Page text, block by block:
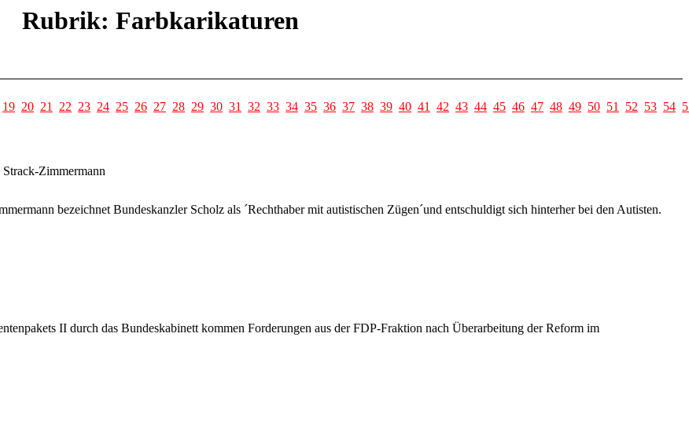
Rubrik: Farbkarikaturen
19 20 21 22 23 24 25 26 27 28 29 30 31 32 33 34 35 36 37 38 39 40 41 42 43 44 45 46 47 48 49 50 51 52 53 54
Zimmermann
bezeichnet Bundeskanzler Scholz als ´Rechthaber mit autistischen Zügen´und entschuldigt sich hinterher bei den Autisten.
II durch das Bundeskabinett kommen Forderungen aus der FDP-Fraktion nach Überarbeitung der Reform im